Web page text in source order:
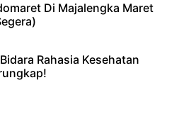
Di Majalengka Maret
Rahasia Kesehatan